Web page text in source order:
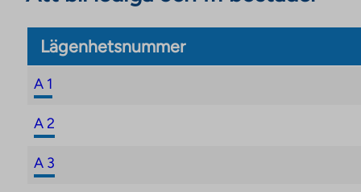
Lägenhetsnummer
A 1
A 2
A 3